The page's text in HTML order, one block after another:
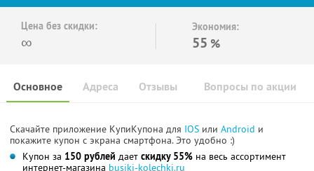
Цена без скидки:
∞
Экономия:
55 %
Основное Отзывы Вопросы по акции
Адреса
Скачайте приложение КупиКупона для IOS или Android и
покажите купон с экрана смартфона. Это удобно :)
Купон за 150 рублей дает скидку 55% на весь ассортимент
интернет-магазина busiki-kolechki.ru